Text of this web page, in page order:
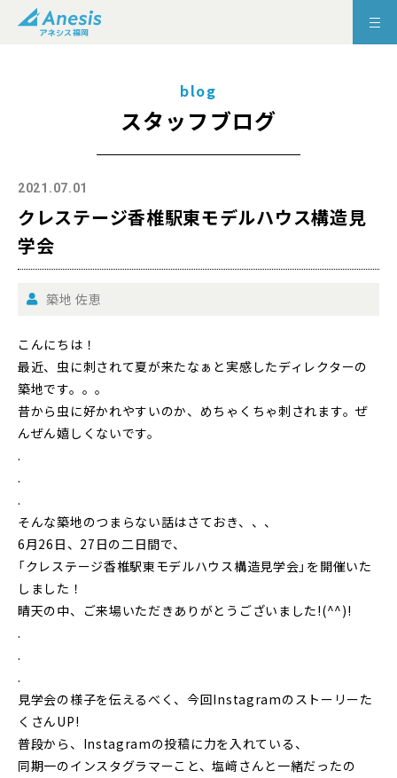
blog
スタッフブログ
2021.07.01
クレステージ香椎駅東モデルハウス構造見
学会
築地 佐恵
こんにちは！
最近、虫に刺されて夏が来たなぁと実感したディレクターの
築地です。。。
昔から虫に好かれやすいのか、めちゃくちゃ刺されます。ぜ
んぜん嬉しくないです。
.
.
.
そんな築地のつまらない話はさておき、、、
6月26日、27日の二日間で、
「クレステージ香椎駅東モデルハウス構造見学会」を開催いた
しました！
晴天の中、ご来場いただきありがとうございました!(^^)!
.
.
.
見学会の様子を伝えるべく、今回Instagramのストーリーた
くさんUP!
普段から、Instagramの投稿に力を入れている、
同期一のインスタグラマーこと、塩﨑さんと一緒だったの